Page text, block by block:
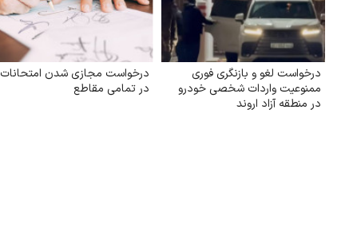
درخواست لغو و بازنگری فوری
ممنوعیت واردات شخصی خودرو
در منطقه آزاد اروند
درخواست مجازی شدن امتحانات
در تمامی مقاطع